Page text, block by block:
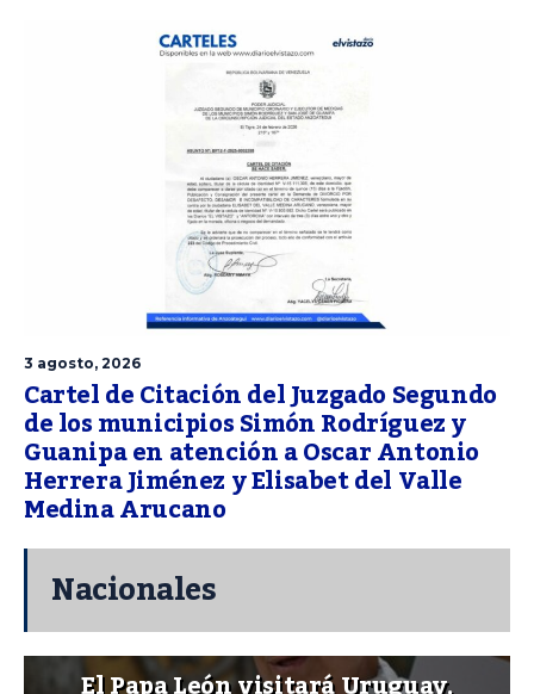
3 agosto, 2026
Cartel de Citación del Juzgado Segundo
de los municipios Simón Rodríguez y
Guanipa en atención a Oscar Antonio
Herrera Jiménez y Elisabet del Valle
Medina Arucano
Nacionales